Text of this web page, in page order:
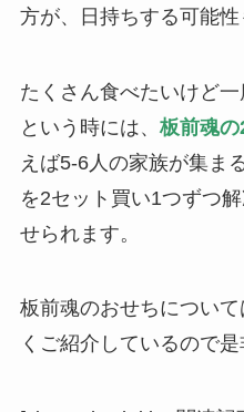
方が、日持ちする可能性
たくさん食べたいけど
という時には、 板前魂
えば5-6人の家族が集ま
を2セット買い1つずつ
せられます。
板前魂のおせちについ
くご紹介しているので